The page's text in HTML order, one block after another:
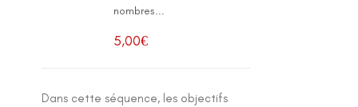
nombres...
5,00€
Dans cette séquence, les objectifs